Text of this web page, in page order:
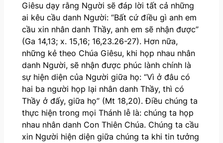
Giêsu dạy rằng Người sẽ đáp lời tất cả những
ai kêu cầu danh Người: “Bất cứ điều gì anh em
cầu xin nhân danh Thầy, anh em sẽ nhận được”
(Ga 14,13; x. 15,16; 16,23.26-27). Hơn nữa,
những kẻ theo Chúa Giêsu, khi họp nhau nhân
danh Người, sẽ nhận được phúc lành chính là
sự hiện diện của Người giữa họ: “Vì ở đâu có
hai ba người họp lại nhân danh Thầy, thì có
Thầy ở đấy, giữa họ” (Mt 18,20). Điều chúng ta
thực hiện trong mọi Thánh lễ là: chúng ta họp
nhau nhân danh Con Thiên Chúa. Chúng ta cầu
xin Người hiện diện giữa chúng ta khi tin tưởng